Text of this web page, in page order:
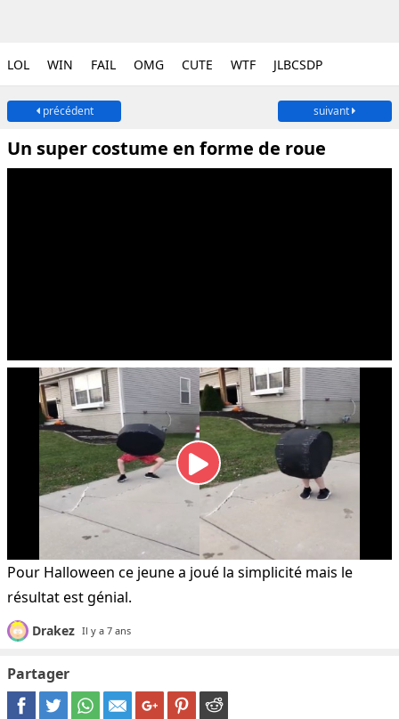
LOL WIN FAIL OMG CUTE WTF JLBCSDP
précédent suivant
Un super costume en forme de roue
Pour Halloween ce jeune a joué la simplicité mais le
résultat est génial.
Drakez Il y a 7 ans
Partager